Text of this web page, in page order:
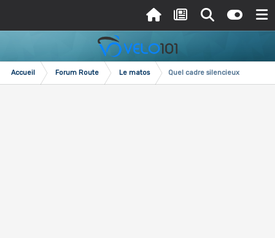
Accueil Forum Route Le matos Quel cadre silencieux